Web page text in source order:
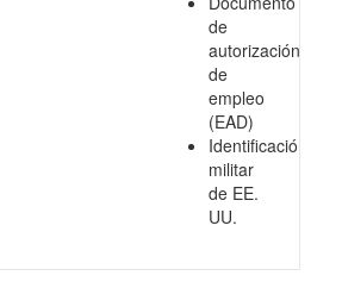
de
autorización
de
empleo
(EAD)
Identificación
militar
de EE.
UU.